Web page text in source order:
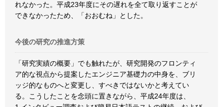
れなかった。平成23年度にその遅れを全て取り返すことが
できなかったため、「おおむね」とした。
今後の研究の推進方策
「研究実績の概要」でも触れたが、研究開発のフロンティ
ア的な視点から提案したエンジニア基礎力の中身を、ブリ
ッジ的なものへと変更し、すべきではないかと考えてい
る。こうしたことを念頭に置きながら、平成24年度は、